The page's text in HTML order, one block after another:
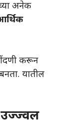
अनेक
करून
यातील
उज्ज्वल